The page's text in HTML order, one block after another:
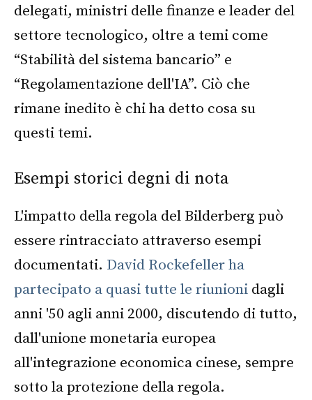
delegati, ministri delle finanze e leader del
settore tecnologico, oltre a temi come
“Stabilità del sistema bancario” e
“Regolamentazione dell'IA”. Ciò che
rimane inedito è chi ha detto cosa su
questi temi.
Esempi storici degni di nota
L'impatto della regola del Bilderberg può
essere rintracciato attraverso esempi
documentati. David Rockefeller ha
partecipato a quasi tutte le riunioni dagli
anni '50 agli anni 2000, discutendo di tutto,
dall'unione monetaria europea
all'integrazione economica cinese, sempre
sotto la protezione della regola.